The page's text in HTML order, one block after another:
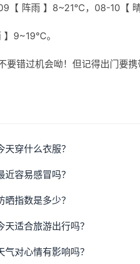
阵雨 】8~21℃，08-10【 晴
9~19℃。
要错过机会呦！但记得出门要携
穿什么衣服？
容易感冒吗？
指数是多少？
适合旅游出行吗？
对心情有影响吗？